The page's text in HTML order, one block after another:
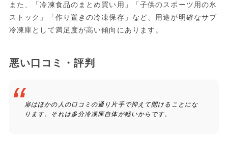
また、「冷凍食品のまとめ買い用」「子供のスポーツ用の氷
ストック」「作り置きの冷凍保存」など、用途が明確なサブ
冷凍庫として満足度が高い傾向にあります。
悪い口コミ・評判
扉はほかの人の口コミの通り片手で抑えて開けることにな
ります。それは多分冷凍庫自体が軽いからです。